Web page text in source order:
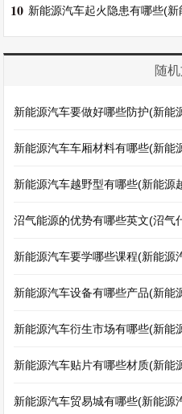
10 新能源汽车起火隐患有哪些(
随
新能源汽车要做好哪些防护(新能
新能源汽车车厢材料有哪些(新能
新能源汽车越野型有哪些(新能源
沼气能源的优势有哪些英文(沼气
新能源汽车要学哪些课程(新能源
新能源汽车设备有哪些产品(新能
新能源汽车衍生市场有哪些(新能
新能源汽车贴片有哪些材质(新能
新能源汽车贸易城有哪些(新能源